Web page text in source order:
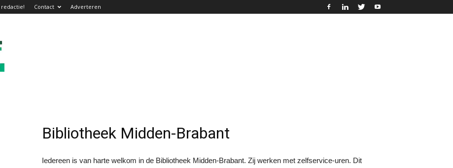
Contact Adverteren
Bibliotheek Midden-Brabant
Iedereen is van harte welkom in de Bibliotheek Midden-Brabant. Zij werken met zelfservice-uren. Dit